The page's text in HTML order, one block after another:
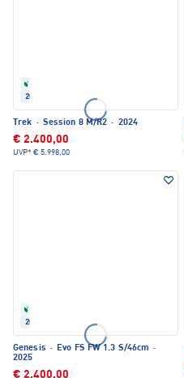
2024
Trek · Session 8 M/R2 · 2024
€ 2.400,00
UVP* € 5.998,00
2025
Genesis · Evo FS FW 1.3 S/46cm ·
2025
€ 2.400,00